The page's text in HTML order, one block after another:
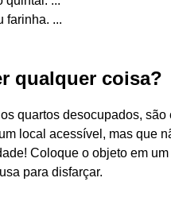
farinha. ...
qualquer coisa?
quartos desocupados,
local acessível, mas que
Coloque o objeto em
para disfarçar.